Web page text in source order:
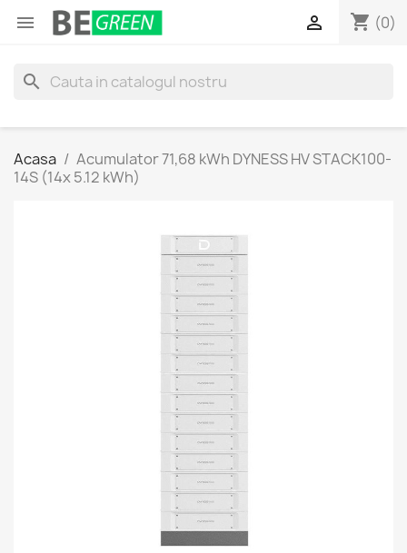
 shopping_cart (0)

search
Acasa
Acumulator 71,68 kWh DYNESS HV STACK100-
14S (14x 5.12 kWh)